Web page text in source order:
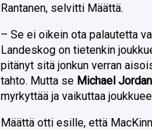
Rantanen, selvitti Määttä.
– Se ei oikein ota palautetta
Landeskog on tietenkin
pitänyt sitä jonkun verran
tahto. Mutta se Michael
myrkyttää ja vaikuttaa
Määttä otti esille, että